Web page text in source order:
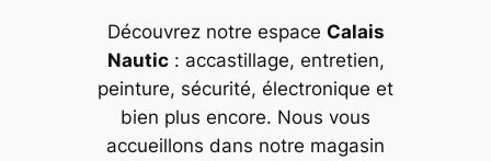
Découvrez notre espace Calais
Nautic: accastillage, entretien,
peinture, sécurité, électronique et
bien plus encore. Nous vous
accueillons dans notre magasin